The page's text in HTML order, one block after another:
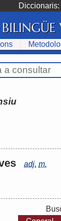
Diccionaris:
adj. m.